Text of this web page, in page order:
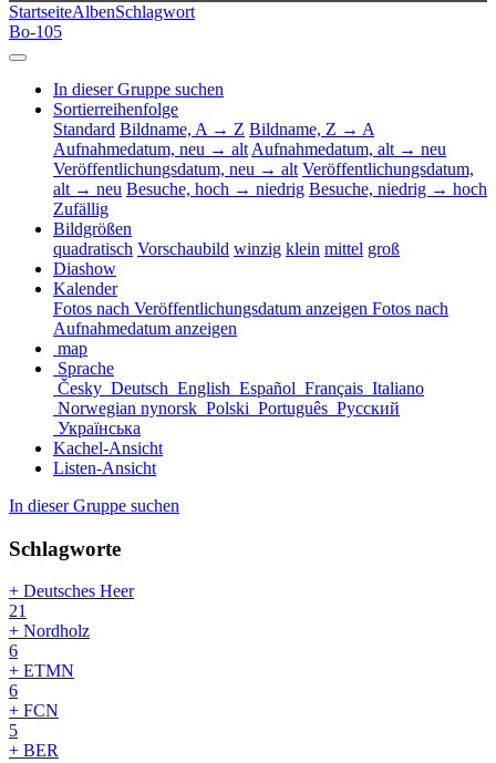
StartseiteAlbenSchlagwort
Bo-105
In dieser Gruppe suchen
Sortierreihenfolge
Standard Bildname, A → Z Bildname, Z → A
Aufnahmedatum, neu → alt Aufnahmedatum, alt → neu
Veröffentlichungsdatum, neu → alt Veröffentlichungsdatum,
alt → neu Besuche, hoch → niedrig Besuche, niedrig → hoch
Zufällig
Bildgrößen
quadratisch Vorschaubild winzig klein mittel groß
Diashow
Kalender
Fotos nach Veröffentlichungsdatum anzeigen Fotos nach
Aufnahmedatum anzeigen
map
Sprache
Česky Deutsch English Español Français Italiano
Norwegian nynorsk Polski Português Русский
Українська
Kachel-Ansicht
Listen-Ansicht
In dieser Gruppe suchen
Schlagworte
+ Deutsches Heer
21
+ Nordholz
6
+ ETMN
6
+ FCN
5
+ BER